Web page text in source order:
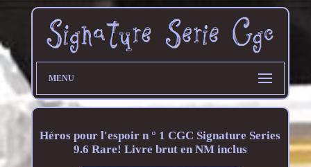
MENU
Héros pour l'espoir n ° 1 CGC Signature Series
9.6 Rare! Livre brut en NM inclus